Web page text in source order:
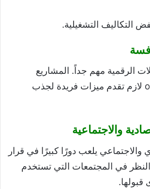
التكاليف التشغيلية.
الرقمية مهم جداً. المشاريع
الجديدة مثل ordi لازم تقدم ميزات فريدة لجذب
والاجتماعية
والاجتماعي يلعب دورًا كبيرًا في قرار
في المجتمعات التي تستخدم
قبولها.